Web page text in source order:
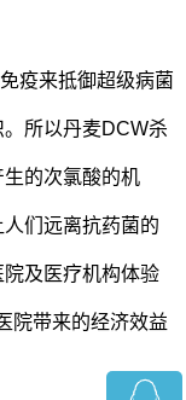
疫来抵御超级病菌
所以丹麦DCW杀
的次氯酸的机
们远离抗药菌的
及医疗机构体验
院带来的经济效益